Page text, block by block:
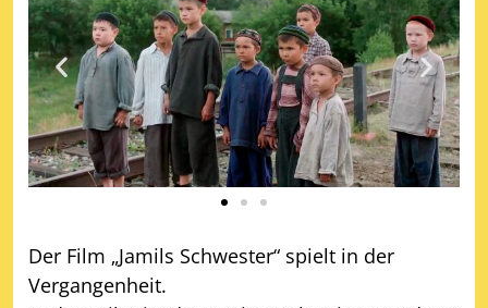
Der Film „Jamils Schwester“ spielt in der
Vergangenheit.